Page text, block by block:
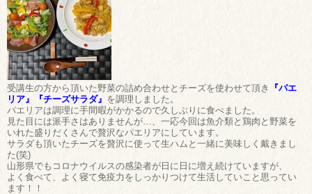
受講生の方から頂いた野菜の詰め合わせとチーズを使わせて頂き
『パエ
リア』『チーズサラダ』 を調理しました。
パエリアは調理に手間暇がかかるので久しぶりに食べました。
見た目には派手さはありませんが…、一応今回は魚介類と鶏肉と野菜を
いれた盛りだくさんで贅沢なパエリアにしています。
サラダも頂いたチーズを贅沢に使って生ハムと一緒に美味しく戴きまし
た(笑)
山形県でもコロナウイルスの感染者が日に日に増え続けていますが、
よく食べて、よく寝て免疫力をしっかりつけて生活していこと思ってい
ます！！